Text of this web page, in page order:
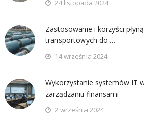
24 listopada 2024
Zastosowanie i korzyści
transportowych do …
14 września 2024
Wykorzystanie systemów IT
zarządzaniu finansami
2 września 2024